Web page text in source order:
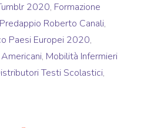
2020, Formazione
Predappio Roberto Canali,
Paesi Europei 2020,
, Mobilità Infermieri
Testi Scolastici,